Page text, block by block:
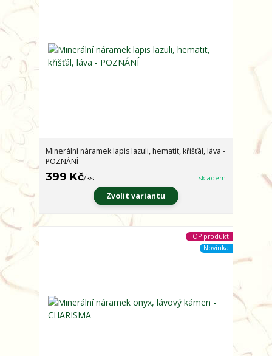
Minerální náramek lapis lazuli, hematit, křišťál, láva -
POZNÁNÍ
399 Kč/ks skladem
Zvolit variantu
TOP produkt
Novinka